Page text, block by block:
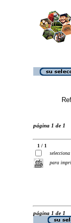
página 1 de 1
1 / 1
selecciona
para
página 1 de 1